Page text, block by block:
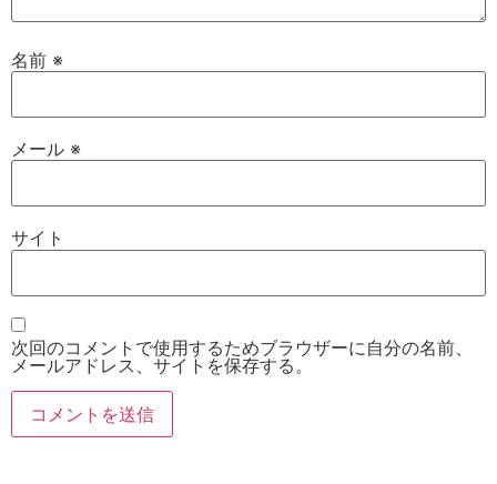
名前 ※
メール ※
サイト
次回のコメントで使用するためブラウザーに自分の名前、
メールアドレス、サイトを保存する。